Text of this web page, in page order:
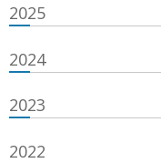
2025
2024
2023
2022